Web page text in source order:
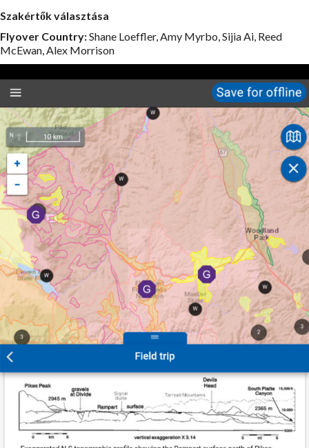
Szakértők választása
Flyover Country:Shane Loeffler, Amy Myrbo, Sijia Ai, Reed
McEwan, Alex Morrison